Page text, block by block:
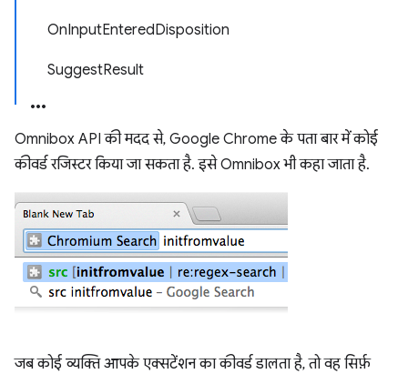
OnInputEnteredDisposition
SuggestResult
Omnibox API की मदद से, Google Chrome के पता बार में कोई
कीवर्ड रजिस्टर किया जा सकता है. इसे Omnibox भी कहा जाता है.
जब कोई व्यक्ति आपके एक्सटेंशन का कीवर्ड डालता है, तो वह सिर्फ़